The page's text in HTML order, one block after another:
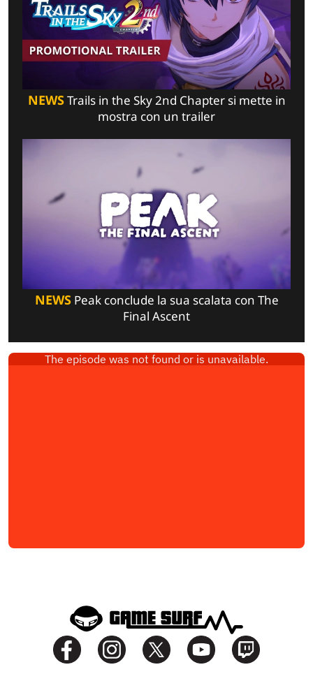
NEWSTrails in the Sky 2nd Chapter si mette in
mostra con un trailer
NEWSPeak conclude la sua scalata con The
Final Ascent